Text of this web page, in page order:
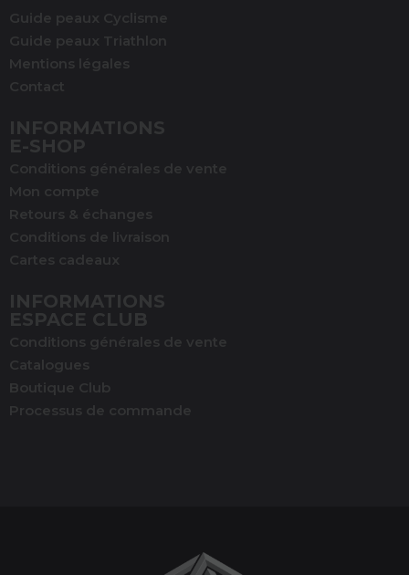
Guide peaux Cyclisme
Guide peaux Triathlon
Mentions légales
Contact
INFORMATIONS
E-SHOP
Conditions générales de vente
Mon compte
Retours & échanges
Conditions de livraison
Cartes cadeaux
INFORMATIONS
ESPACE CLUB
Conditions générales de vente
Catalogues
Boutique Club
Processus de commande